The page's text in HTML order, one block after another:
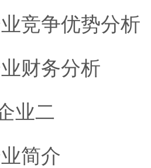
竞争优势分析
财务分析
业二
简介